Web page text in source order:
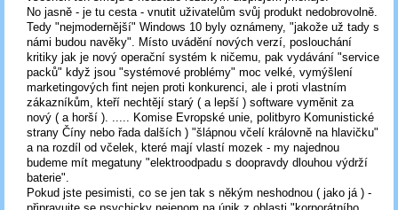
No jasně - je tu cesta - vnutit uživatelům svůj produkt nedobrovolně.
Tedy "nejmodernější" Windows 10 byly oznámeny, "jakože už tady s
námi budou navěky". Místo uvádění nových verzí, poslouchání
kritiky jak je nový operační systém k ničemu, pak vydávání "service
packů" když jsou "systémové problémy" moc velké, vymýšlení
marketingových fint nejen proti konkurenci, ale i proti vlastním
zákazníkům, kteří nechtějí starý ( a lepší ) software vyměnit za
nový ( a horší ). ..... Komise Evropské unie, politbyro Komunistické
strany Číny nebo řada dalších ) "šlápnou včelí královně na hlavičku"
a na rozdíl od včelek, které mají vlastí mozek - my najednou
budeme mít megatuny "elektroodpadu s doopravdy dlouhou výdrží
baterie".
Pokud jste pesimisti, co se jen tak s někým neshodnou ( jako já ) -